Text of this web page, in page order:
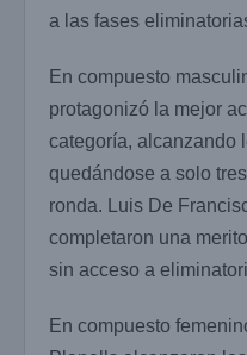
a las fases
En compuesto
protagonizó la mejor
categoría, alcanzando
quedándose a solo
ronda. Luis De
completaron una
sin acceso a
En compuesto